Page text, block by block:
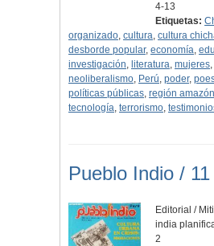
4-13
Etiquetas:
organizado, cultura, cultura
desborde popular, economía,
investigación, literatura, mujeres,
neoliberalismo, Perú, poder,
políticas públicas, región
tecnología, terrorismo,
Pueblo Indio /
Editorial /
india
2